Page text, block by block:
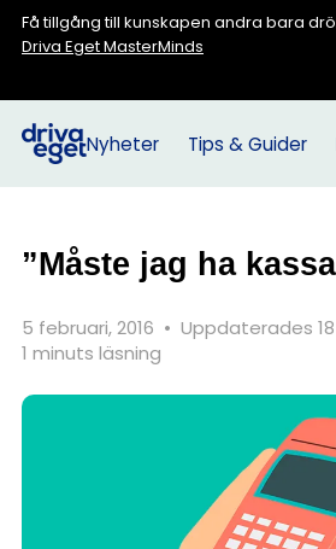
Få tillgång till kunskapen andra bara
Driva Eget MasterMinds
Nyheter Tips & Guider
”Måste jag ha
5 februari, 2016 • Uppdaterades
1 minuts läsning